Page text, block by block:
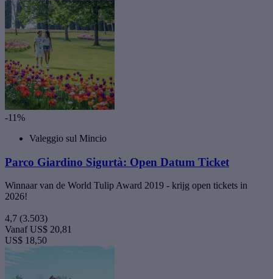
-11%
Valeggio sul Mincio
Parco Giardino Sigurtà: Open Datum Ticket
Winnaar van de World Tulip Award 2019 - krijg open tickets in
2026!
4,7 (3.503)
Vanaf US$ 20,81
US$ 18,50